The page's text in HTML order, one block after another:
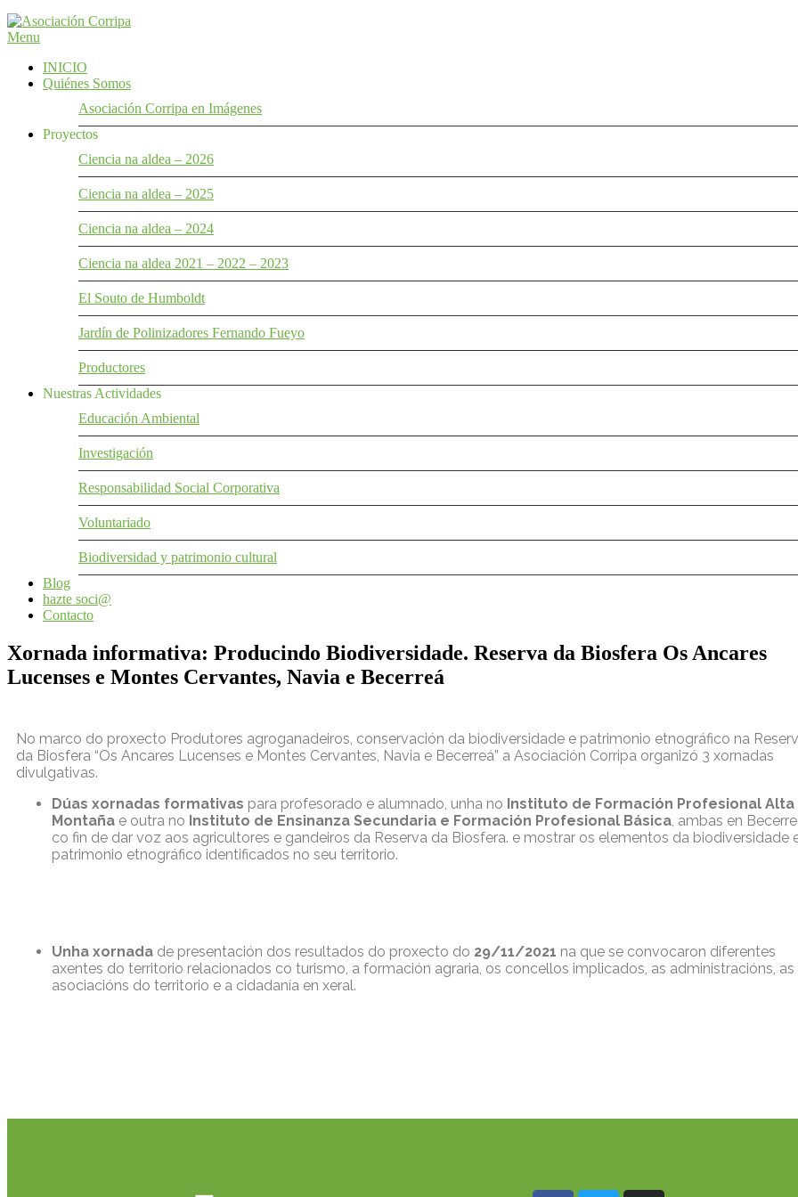
Asociación Corripa
Menu
INICIO
Quiénes Somos
Asociación Corripa en Imágenes
Proyectos
Ciencia na aldea – 2026
Ciencia na aldea – 2025
Ciencia na aldea – 2024
Ciencia na aldea 2021 – 2022 – 2023
El Souto de Humboldt
Jardín de Polinizadores Fernando Fueyo​
Productores
Nuestras Actividades
Educación Ambiental
Investigación
Responsabilidad Social Corporativa
Voluntariado
Biodiversidad y patrimonio cultural
Blog
hazte soci@
Contacto
Xornada informativa: Producindo Biodiversidade. Reserva da Biosfera Os Ancares
Lucenses e Montes Cervantes, Navia e Becerreá
No marco do proxecto Produtores agroganadeiros, conservación da biodiversidade e patrimonio etnográfico na
da Biosfera “Os Ancares Lucenses e Montes Cervantes, Navia e Becerreá” a Asociación Corripa organizó 3 xornadas
divulgativas.
Dúas xornadas formativas para profesorado e alumnado, unha no Instituto de Formación Profesional Alta
Montaña e outra no Instituto de Ensinanza Secundaria e Formación Profesional Básica, ambas en
co fin de dar voz aos agricultores e gandeiros da Reserva da Biosfera. e mostrar os elementos da biodiversidade
patrimonio etnográfico identificados no seu territorio.
Unha xornada de presentación dos resultados do proxecto do 29/11/2021 na que se convocaron diferentes
axentes do territorio relacionados co turismo, a formación agraria, os concellos implicados, as administracións, as
asociacións do territorio e a cidadanía en xeral.